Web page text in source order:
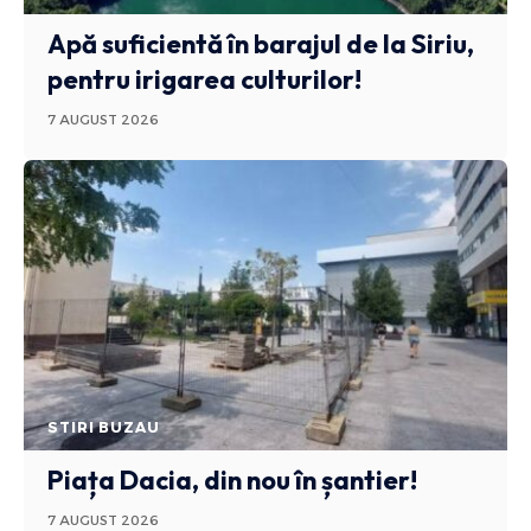
Apă suficientă în barajul de la Siriu,
pentru irigarea culturilor!
7 AUGUST 2026
STIRI BUZAU
Piața Dacia, din nou în șantier!
7 AUGUST 2026